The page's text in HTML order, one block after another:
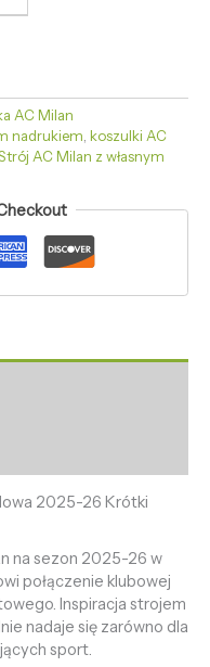
AC Milan
nadrukiem, koszulki AC
AC Milan z własnym
2025-26 Krótki
na sezon 2025-26 w
połączenie klubowej
Inspiracja strojem
nadaje się zarówno dla
sport.